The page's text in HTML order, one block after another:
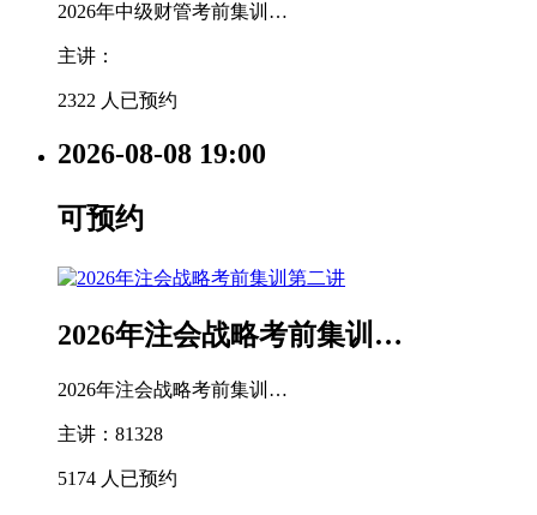
2026年中级财管考前集训…
主讲：
2322 人已预约
2026-08-08 19:00
可预约
2026年注会战略考前集训…
2026年注会战略考前集训…
主讲：81328
5174 人已预约